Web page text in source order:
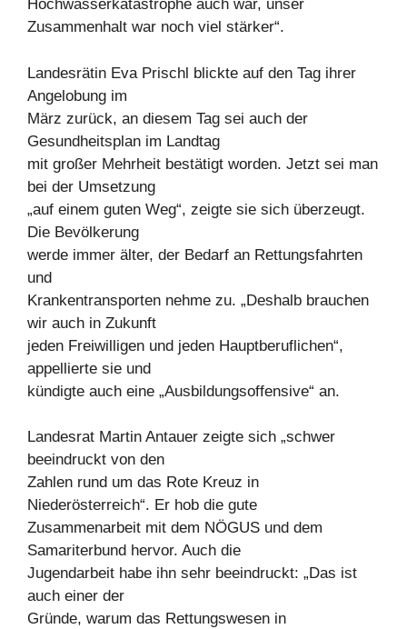
Hochwasserkatastrophe auch war, unser
Zusammenhalt war noch viel stärker“.
Landesrätin Eva Prischl blickte auf den Tag ihrer
Angelobung im
März zurück, an diesem Tag sei auch der
Gesundheitsplan im Landtag
mit großer Mehrheit bestätigt worden. Jetzt sei man
bei der Umsetzung
„auf einem guten Weg“, zeigte sie sich überzeugt.
Die Bevölkerung
werde immer älter, der Bedarf an Rettungsfahrten
und
Krankentransporten nehme zu. „Deshalb brauchen
wir auch in Zukunft
jeden Freiwilligen und jeden Hauptberuflichen“,
appellierte sie und
kündigte auch eine „Ausbildungsoffensive“ an.
Landesrat Martin Antauer zeigte sich „schwer
beeindruckt von den
Zahlen rund um das Rote Kreuz in
Niederösterreich“. Er hob die gute
Zusammenarbeit mit dem NÖGUS und dem
Samariterbund hervor. Auch die
Jugendarbeit habe ihn sehr beeindruckt: „Das ist
auch einer der
Gründe, warum das Rettungswesen in